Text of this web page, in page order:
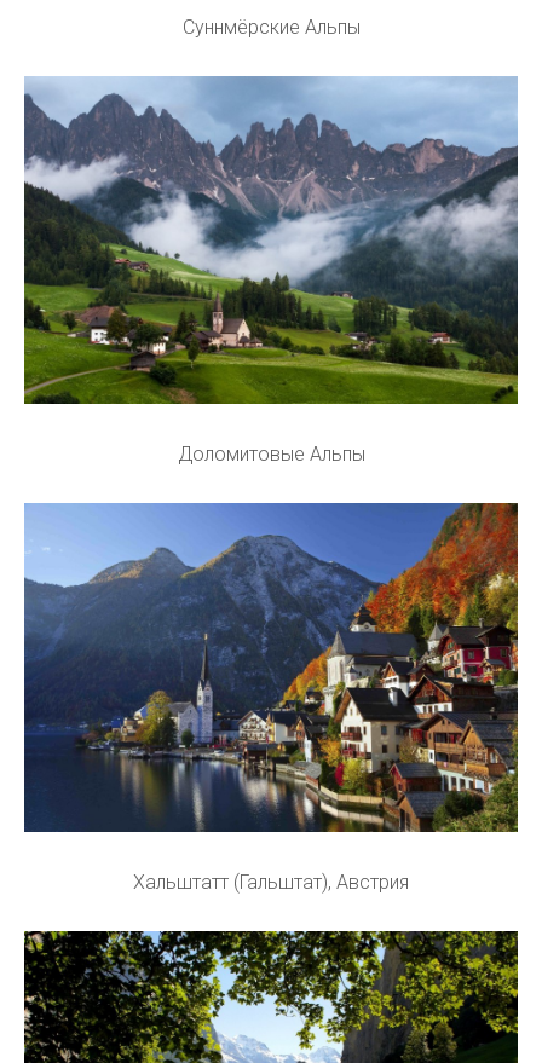
Суннмёрские Альпы
Доломитовые Альпы
Хальштатт (Гальштат), Австрия